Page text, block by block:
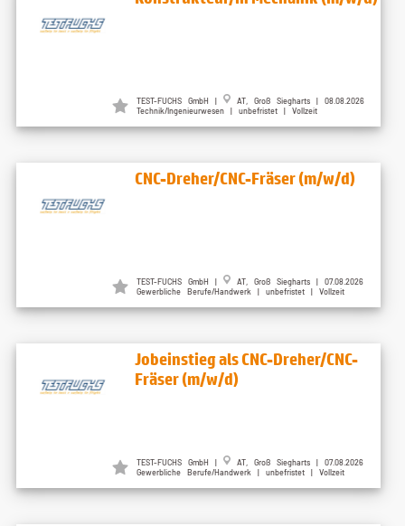
TEST-FUCHS GmbH |
AT, Groß Siegharts | 08.08.2026
Technik/Ingenieurwesen | unbefristet | Vollzeit
CNC-Dreher/CNC-Fräser (m/w/d)
TEST-FUCHS GmbH |
AT, Groß Siegharts | 07.08.2026
Gewerbliche Berufe/Handwerk | unbefristet | Vollzeit
Jobeinstieg als CNC-Dreher/CNC-
Fräser (m/w/d)
TEST-FUCHS GmbH |
AT, Groß Siegharts | 07.08.2026
Gewerbliche Berufe/Handwerk | unbefristet | Vollzeit